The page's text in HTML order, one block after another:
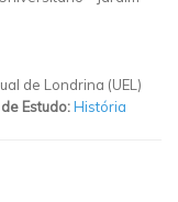
de Londrina (UEL)
Estudo:História